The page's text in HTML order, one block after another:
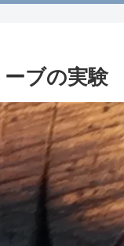
ブの実験